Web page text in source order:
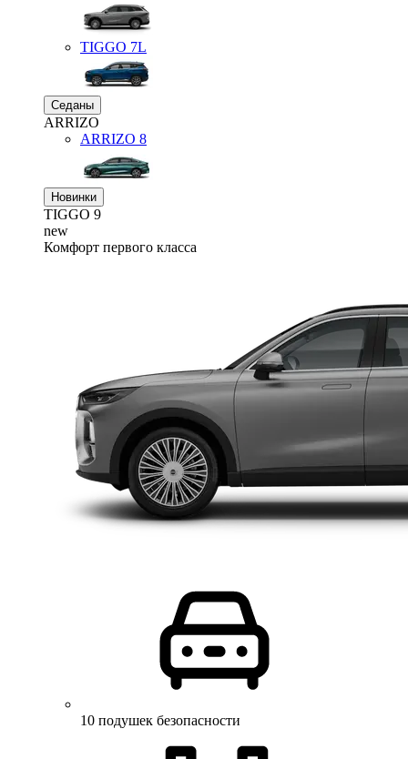
TIGGO 7L
Седаны
ARRIZO
ARRIZO 8
Новинки
TIGGO 9
new
Комфорт первого класса
10 подушек безопасности